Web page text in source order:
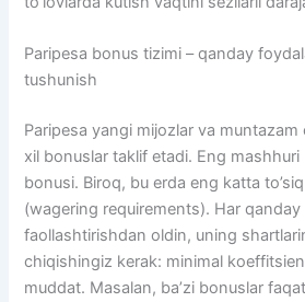
Paripesa bonus tizimi – qanday
tushunish
Paripesa yangi mijozlar va muntazam
xil bonuslar taklif etadi. Eng
bonusi. Biroq, bu erda eng katta
(wagering requirements). Har
faollashtirishdan oldin, uning
chiqishingiz kerak: minimal
muddat. Masalan, ba’zi bonuslar